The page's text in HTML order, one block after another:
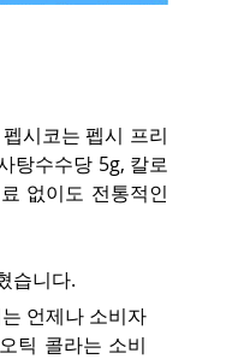
시코는 펩시 프리
탕수수당 5g, 칼로
없이도 전통적인
습니다.
언제나 소비자
틱 콜라는 소비